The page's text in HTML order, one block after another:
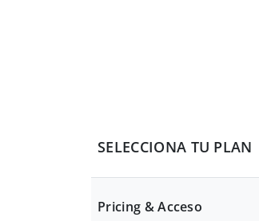
SELECCIONA TU PLAN
Pricing & Acceso